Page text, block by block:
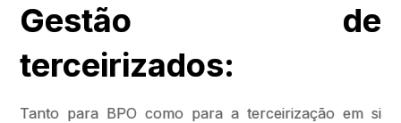
Gestão de
terceirizados:
Tanto para BPO como para a terceirização em si